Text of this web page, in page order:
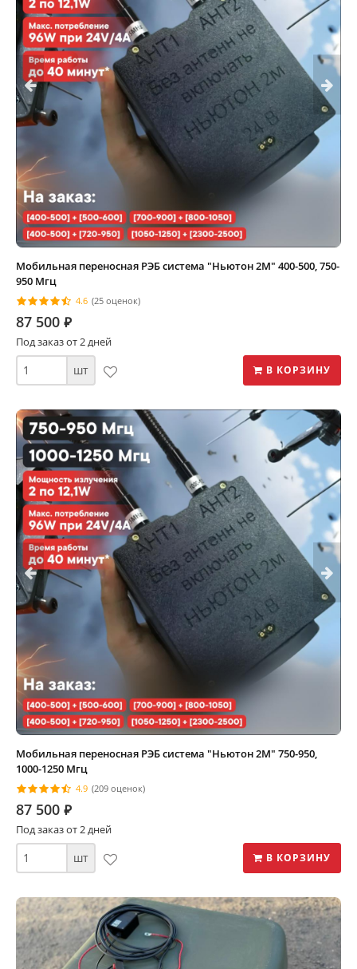
Мобильная переносная РЭБ система "Ньютон 2М" 400-500, 750-
950 Мгц
4.6 (25 оценок)
87 500 ⃏
Под заказ от 2 дней
шт В КОРЗИНУ
Мобильная переносная РЭБ система "Ньютон 2М" 750-950,
1000-1250 Мгц
4.9 (209 оценок)
87 500 ⃏
Под заказ от 2 дней
шт В КОРЗИНУ